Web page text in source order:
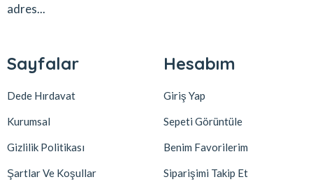
adres...
Sayfalar
Dede Hırdavat
Kurumsal
Gizlilik Politikası
Şartlar Ve Koşullar
Hesabım
Giriş Yap
Sepeti Görüntüle
Benim Favorilerim
Siparişimi Takip Et